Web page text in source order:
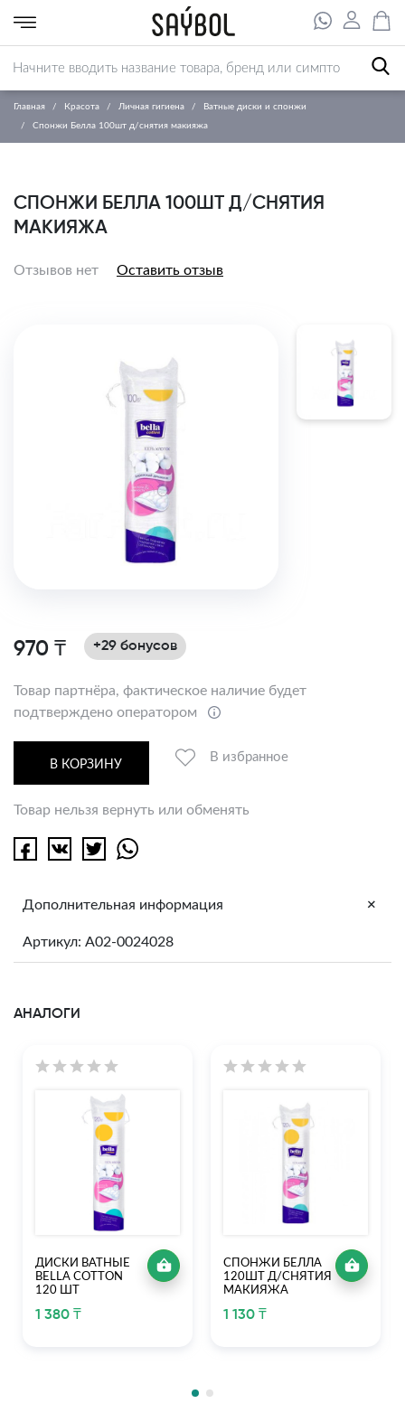
Главная Красота Личная гигиена Ватные диски и спонжи
Спонжи Белла 100шт д/снятия макияжа
СПОНЖИ БЕЛЛА 100ШТ Д/СНЯТИЯ
МАКИЯЖА
Отзывов нет Оставить отзыв
970 ₸ +29 бонусов
Товар партнёра, фактическое наличие будет
подтверждено оператором
В КОРЗИНУ
В избранное
Товар нельзя вернуть или обменять
Дополнительная информация +
Артикул: A02-0024028
АНАЛОГИ
ДИСКИ ВАТНЫЕ
BELLA COTTON
120 ШТ
1 380 ₸
СПОНЖИ БЕЛЛА
120ШТ Д/СНЯТИЯ
МАКИЯЖА
1 130 ₸